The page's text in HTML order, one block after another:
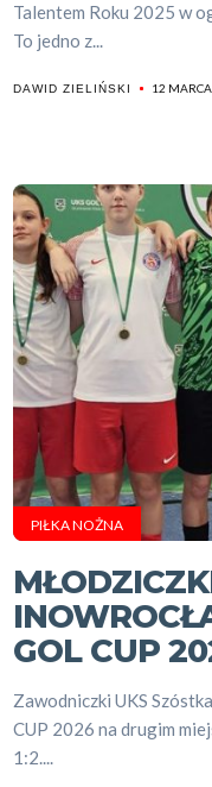
Talentem Roku 2025 w
To jedno z...
DAWID ZIELIŃSKI 12
PIŁKA NOŻNA
GOL CUP
Zawodniczki UKS
CUP 2026 na drugim
1:2....